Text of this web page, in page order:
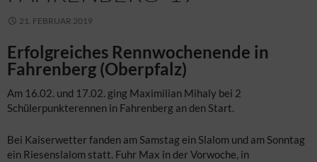
21. FEBRUAR 2019
Erfolgreiches Rennwochenende in
Fahrenberg (Oberpfalz)
Am 16.02. und 17.02. ging Maximilian Mihaly bei 2
Schülerpunkterennen in Fahrenberg an den Start.
Bei Kaiserwetter fanden am Samstag ein Slalom und am Sonntag
ein Riesenslalom statt. Fuhr Max in der Vorwoche, in